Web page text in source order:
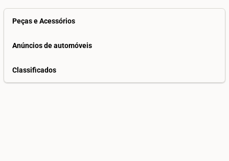
Peças e Acessórios
Anúncios de automóveis
Classificados